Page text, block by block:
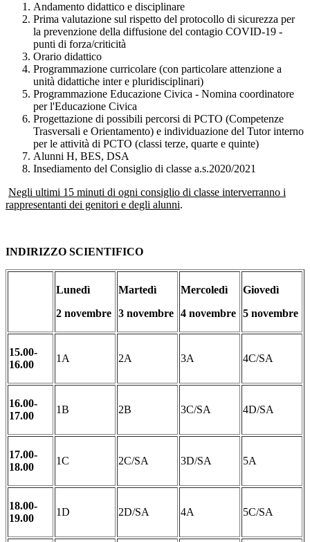
Andamento didattico e disciplinare
Prima valutazione sul rispetto del protocollo di sicurezza per
la prevenzione della diffusione del contagio COVID-19 -
punti di forza/criticità
Orario didattico
Programmazione curricolare (con particolare attenzione a
unità didattiche inter e pluridisciplinari)
Programmazione Educazione Civica - Nomina coordinatore
per l'Educazione Civica
Progettazione di possibili percorsi di PCTO (Competenze
Trasversali e Orientamento) e individuazione del Tutor interno
per le attività di PCTO (classi terze, quarte e quinte)
Alunni H, BES, DSA
Insediamento del Consiglio di classe a.s.2020/2021
Negli ultimi 15 minuti di ogni consiglio di classe interverranno i
rappresentanti dei genitori e degli alunni.
INDIRIZZO SCIENTIFICO
Lunedì
2 novembre
Martedì
3 novembre
Mercoledì
4 novembre
Giovedì
5 novembre
15.00-
16.00
1A 2A 3A 4C/SA
16.00-
17.00
1B 2B 3C/SA 4D/SA
17.00-
18.00
1C 2C/SA 3D/SA 5A
18.00-
19.00
1D 2D/SA 4A 5C/SA